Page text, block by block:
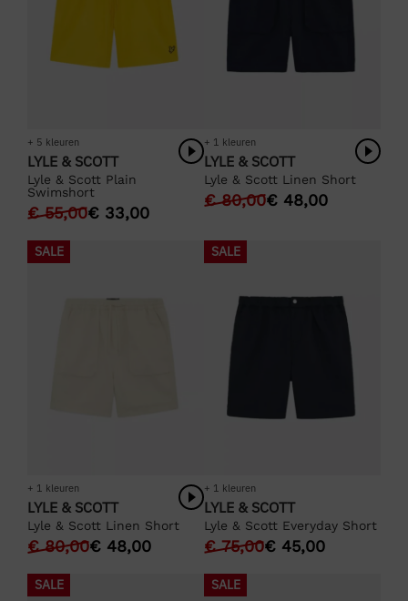
+ 5 kleuren
LYLE & SCOTT
Lyle & Scott Plain
Swimshort
€55,00€ 33,00
+ 1 kleuren
LYLE & SCOTT
Lyle & Scott Linen Short
€80,00€ 48,00
SALE
+ 1 kleuren
LYLE & SCOTT
Lyle & Scott Linen Short
€80,00€ 48,00
SALE
+ 1 kleuren
LYLE & SCOTT
Lyle & Scott Everyday Short
€75,00€ 45,00
SALE SALE